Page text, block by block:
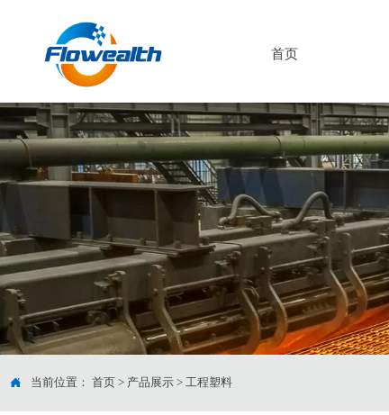
首页
 当前位置： 首页 > 产品展示 > 工程塑料